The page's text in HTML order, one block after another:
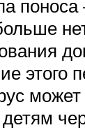
этого